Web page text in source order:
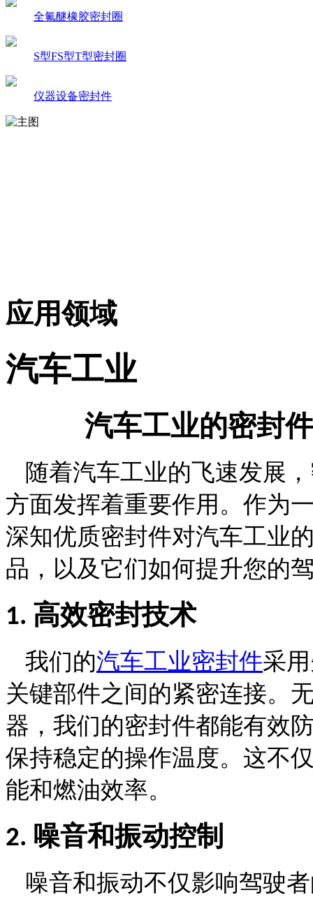
全氟醚橡胶密封圈
S型FS型T型密封圈
仪器设备密封件
应用领域
汽车工业
汽车工业的密封件
随着汽车工业的飞速发展
方面发挥着重要作用。作为
深知优质密封件对汽车工业
品，以及它们如何提升您的
1. 高效密封技术
我们的汽车工业密封件采
关键部件之间的紧密连接。
器，我们的密封件都能有效
保持稳定的操作温度。这不
能和燃油效率。
2. 噪音和振动控制
噪音和振动不仅影响驾驶